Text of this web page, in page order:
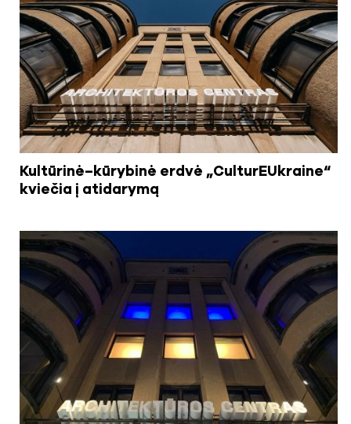
Kultūrinė–kūrybinė erdvė „CulturEUkraine“
kviečia į atidarymą